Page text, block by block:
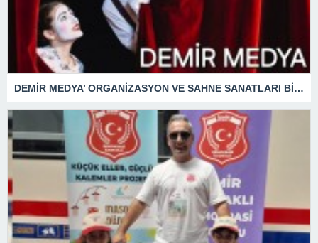
DEMİR MEDYA’ ORGANİZASYON VE SAHNE SANATLARI BİZİM İŞİMİZ!